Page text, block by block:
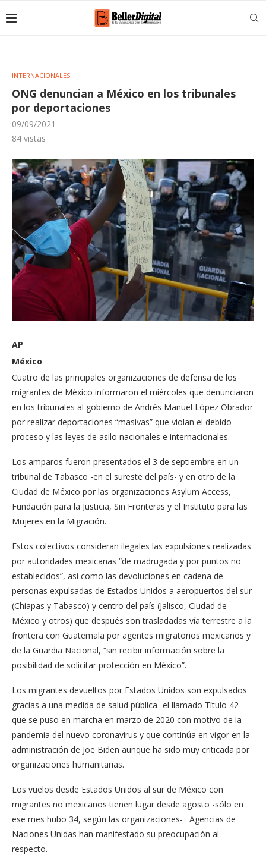
INTERNACIONALES
ONG denuncian a México en los tribunales
por deportaciones
09/09/2021
84 vistas
AP
México
Cuatro de las principales organizaciones de defensa de los
migrantes de México informaron el miércoles que denunciaron
en los tribunales al gobierno de Andrés Manuel López Obrador
por realizar deportaciones “masivas” que violan el debido
proceso y las leyes de asilo nacionales e internacionales.
Los amparos fueron presentados el 3 de septiembre en un
tribunal de Tabasco -en el sureste del país- y en otro de la
Ciudad de México por las organizaciones Asylum Access,
Fundación para la Justicia, Sin Fronteras y el Instituto para las
Mujeres en la Migración.
Estos colectivos consideran ilegales las expulsiones realizadas
por autoridades mexicanas “de madrugada y por puntos no
establecidos”, así como las devoluciones en cadena de
personas expulsadas de Estados Unidos a aeropuertos del sur
(Chiapas y Tabasco) y centro del país (Jalisco, Ciudad de
México y otros) que después son trasladadas vía terrestre a la
frontera con Guatemala por agentes migratorios mexicanos y
de la Guardia Nacional, “sin recibir información sobre la
posibilidad de solicitar protección en México”.
Los migrantes devueltos por Estados Unidos son expulsados
gracias a una medida de salud pública -el llamado Título 42-
que se puso en marcha en marzo de 2020 con motivo de la
pandemia del nuevo coronavirus y que continúa en vigor en la
administración de Joe Biden aunque ha sido muy criticada por
organizaciones humanitarias.
Los vuelos desde Estados Unidos al sur de México con
migrantes no mexicanos tienen lugar desde agosto -sólo en
ese mes hubo 34, según las organizaciones- . Agencias de
Naciones Unidas han manifestado su preocupación al
respecto.